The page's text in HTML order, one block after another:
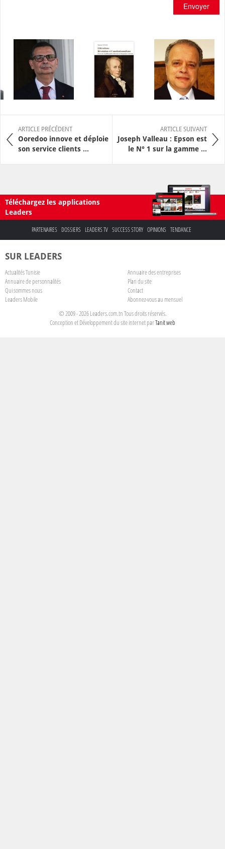
Envoyer
ARTICLE PRÉCÉDENT
Ooredoo innove et déploie
son service clients ...
ARTICLE SUIVANT
Joseph Valleau : Epson est
le N° 1 sur la gamme ...
Téléchargez les applications
Leaders
PARTENAIRES DOSSIERS LEADERS TV SUCCESS STORY OPINIONS TENDANCE
SUR LEADERS
Actualités Tunisie
Annuaire des entreprises
Annuaire de personnalités
Plan du site
Qui sommes nous
Contact
Leaders Mobile
Abonnez-vous au mensuel
© 2009 - 2026 Leaders.com.tn Tous droits réservés.
Conception et Développement du site internet parTanit web